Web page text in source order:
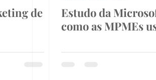
de
Estudo da
como as MPMEs